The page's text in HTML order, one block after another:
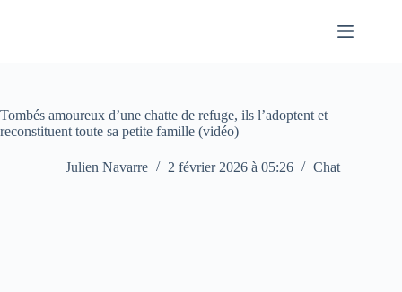
Tombés amoureux d’une chatte de refuge, ils l’adoptent et
reconstituent toute sa petite famille (vidéo)
Julien Navarre 2 février 2026 à 05:26 Chat